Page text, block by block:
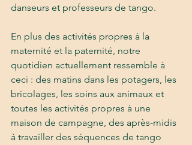
danseurs et professeurs de tango.
En plus des activités propres à la
maternité et la paternité, notre
quotidien actuellement ressemble à
ceci : des matins dans les potagers, les
bricolages, les soins aux animaux et
toutes les activités propres à une
maison de campagne, des après-midis
à travailler des séquences de tango